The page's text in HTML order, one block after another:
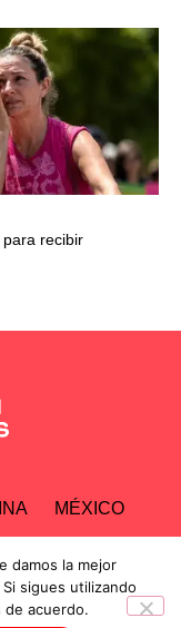
recibir
MÉXICO
ECONOMÍA
damos la mejor
sigues utilizando
de acuerdo.